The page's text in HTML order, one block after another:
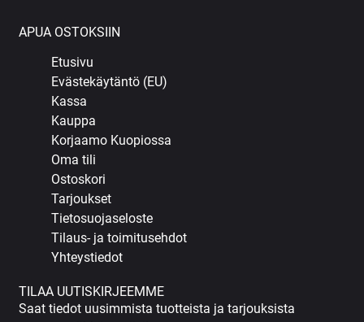
APUA OSTOKSIIN
Etusivu
Evästekäytäntö (EU)
Kassa
Kauppa
Korjaamo Kuopiossa
Oma tili
Ostoskori
Tarjoukset
Tietosuojaseloste
Tilaus- ja toimitusehdot
Yhteystiedot
TILAA UUTISKIRJEEMME
Saat tiedot uusimmista tuotteista ja tarjouksista